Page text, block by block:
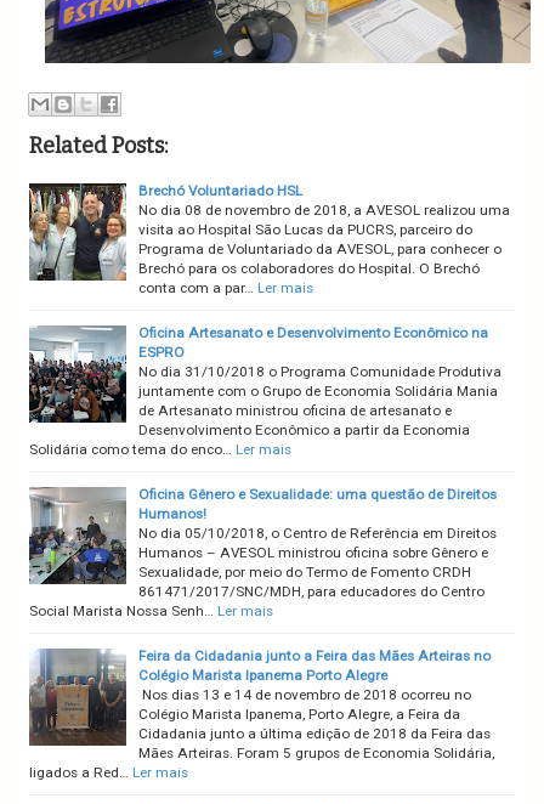
Related Posts:
Brechó Voluntariado HSL
No dia 08 de novembro de 2018, a AVESOL realizou uma
visita ao Hospital São Lucas da PUCRS, parceiro do
Programa de Voluntariado da AVESOL, para conhecer o
Brechó para os colaboradores do Hospital. O Brechó
conta com a par… Ler mais
Oficina Artesanato e Desenvolvimento Econômico na
ESPRO
No dia 31/10/2018 o Programa Comunidade Produtiva
juntamente com o Grupo de Economia Solidária Mania
de Artesanato ministrou oficina de artesanato e
Desenvolvimento Econômico a partir da Economia
Solidária como tema do enco… Ler mais
Oficina Gênero e Sexualidade: uma questão de Direitos
Humanos!
No dia 05/10/2018, o Centro de Referência em Direitos
Humanos – AVESOL ministrou oficina sobre Gênero e
Sexualidade, por meio do Termo de Fomento CRDH
861471/2017/SNC/MDH, para educadores do Centro
Social Marista Nossa Senh… Ler mais
Feira da Cidadania junto a Feira das Mães Arteiras no
Colégio Marista Ipanema Porto Alegre
Nos dias 13 e 14 de novembro de 2018 ocorreu no
Colégio Marista Ipanema, Porto Alegre, a Feira da
Cidadania junto a última edição de 2018 da Feira das
Mães Arteiras. Foram 5 grupos de Economia Solidária,
ligados a Red… Ler mais